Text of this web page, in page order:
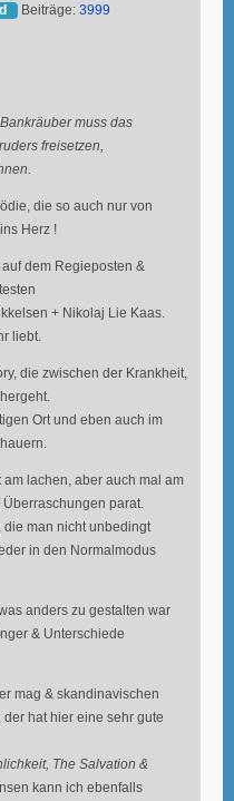
Beiträge: 3999
muss das
freisetzen,
die so auch nur von
Herz !
dem Regieposten &
+ Nikolaj Lie Kaas.
liebt.
die zwischen der Krankheit,
Ort und eben auch im
lachen, aber auch mal am
parat.
man nicht unbedingt
in den Normalmodus
anders zu gestalten war
& Unterschiede
mag & skandinavischen
hat hier eine sehr gute
The Salvation &
kann ich ebenfalls